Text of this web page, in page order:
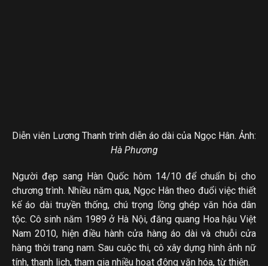
Diễn viên Lương Thanh trình diễn áo dài của Ngọc Hân. Ảnh:
Hà Phương
Người đẹp sang Hàn Quốc hôm 14/10 để chuẩn bị cho
chương trình. Nhiều năm qua, Ngọc Hân theo đuổi việc thiết
kế áo dài truyền thống, chú trọng lồng ghép văn hóa dân
tộc. Cô sinh năm 1989 ở Hà Nội, đăng quang Hoa hậu Việt
Nam 2010, hiện điều hành cửa hàng áo dài và chuỗi cửa
hàng thời trang nam. Sau cuộc thi, cô xây dựng hình ảnh nữ
tính, thanh lịch, tham gia nhiều hoạt động văn hóa, từ thiện.